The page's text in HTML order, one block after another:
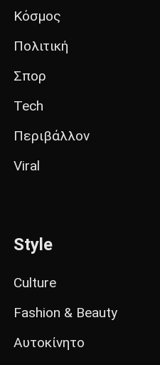
Κόσμος
Πολιτική
Σπορ
Tech
Περιβάλλον
Viral
Style
Culture
Fashion & Beauty
Αυτοκίνητο